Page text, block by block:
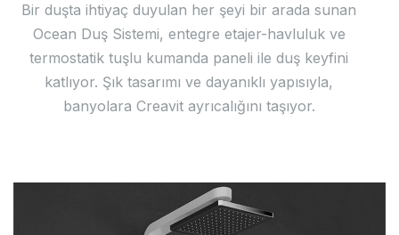
Bir duşta ihtiyaç duyulan her şeyi bir arada sunan
Ocean Duş Sistemi, entegre etajer-havluluk ve
termostatik tuşlu kumanda paneli ile duş keyfini
katlıyor. Şık tasarımı ve dayanıklı yapısıyla,
banyolara Creavit ayrıcalığını taşıyor.